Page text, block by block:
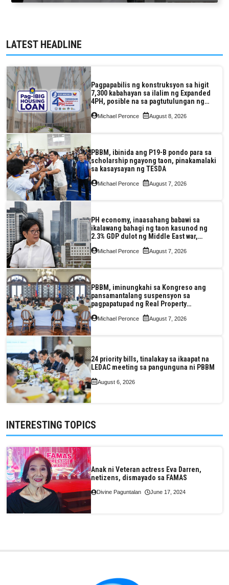
LATEST HEADLINE
Pagpapabilis ng konstruksyon sa higit
7,300 kabahayan sa ilalim ng Expanded
4PH, posible na sa pagtutulungan ng
Pag-IBIG at P.A. Alvarez
Michael Peronce August 8, 2026
PBBM, ibinida ang P19-B pondo para sa
scholarship ngayong taon, pinakamalaki
sa kasaysayan ng TESDA
Michael Peronce August 7, 2026
PH economy, inaasahang babawi sa
ikalawang bahagi ng taon kasunod ng
2.3% GDP dulot ng Middle East war,
pagkaantala ng public construction
Michael Peronce August 7, 2026
PBBM, iminungkahi sa Kongreso ang
pansamantalang suspensyon sa
pagpapatupad ng Real Property
Valuation and Assessment Reform Act
Michael Peronce August 7, 2026
24 priority bills, tinalakay sa ikaapat na
LEDAC meeting sa pangunguna ni PBBM
August 6, 2026
INTERESTING TOPICS
Anak ni Veteran actress Eva Darren,
netizens, dismayado sa FAMAS
Divine Paguntalan June 17, 2024